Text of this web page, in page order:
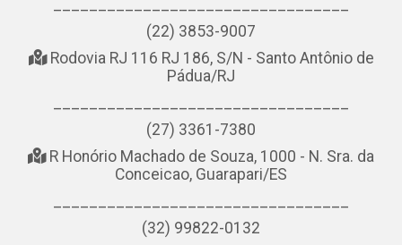
(22) 3853-9007
Rodovia RJ 116 RJ 186, S/N - Santo Antônio de
Pádua/RJ
(27) 3361-7380
R Honório Machado de Souza, 1000 - N. Sra. da
Conceicao, Guarapari/ES
(32) 99822-0132